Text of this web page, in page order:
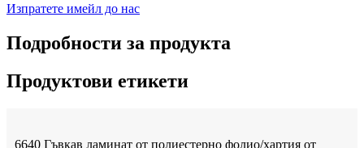
Изпратете имейл до нас
Подробности за продукта
Продуктови етикети
6640 Гъвкав ламинат от полиестерно фолио/хартия от